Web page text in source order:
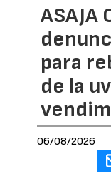
ASAJA
para
de la
06/08/2026